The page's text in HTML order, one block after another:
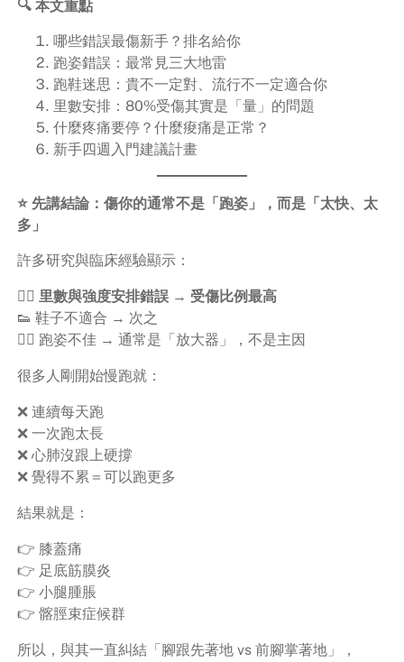
🔍 本文重點
哪些錯誤最傷新手？排名給你
跑姿錯誤：最常見三大地雷
跑鞋迷思：貴不一定對、流行不一定適合你
里數安排：80%受傷其實是「量」的問題
什麼疼痛要停？什麼痠痛是正常？
新手四週入門建議計畫
⭐ 先講結論：傷你的通常不是「跑姿」，而是「太快、太
多」
許多研究與臨床經驗顯示：
🏃‍♂️ 里數與強度安排錯誤 → 受傷比例最高
👟 鞋子不適合 → 次之
🧍‍♂️ 跑姿不佳 → 通常是「放大器」，不是主因
很多人剛開始慢跑就：
❌ 連續每天跑
❌ 一次跑太長
❌ 心肺沒跟上硬撐
❌ 覺得不累＝可以跑更多
結果就是：
👉 膝蓋痛
👉 足底筋膜炎
👉 小腿腫脹
👉 髂脛束症候群
所以，與其一直糾結「腳跟先著地 vs 前腳掌著地」，